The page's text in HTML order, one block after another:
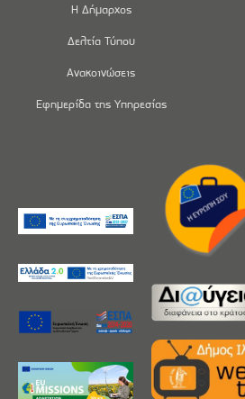
Η Δήμαρχος
Δελτία Τύπου
Ανακοινώσεις
Εφημερίδα της Υπηρεσίας